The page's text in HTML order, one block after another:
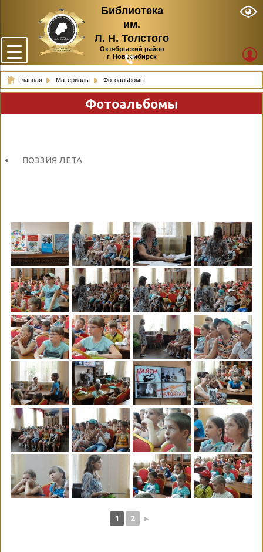
Библиотека
им.
Л. Н. Толстого
Октябрьский район
г. Новосибирск
Главная Материалы Фотоальбомы
Фотоальбомы
ПОЭЗИЯ ЛЕТА
1 2 ►